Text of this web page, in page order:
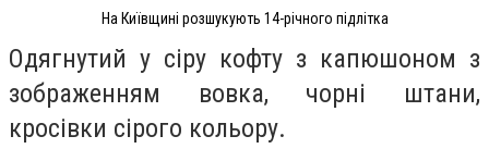
На Київщині розшукують 14-річного підлітка
Одягнутий у сіру кофту з капюшоном з
зображенням вовка, чорні штани,
кросівки сірого кольору.